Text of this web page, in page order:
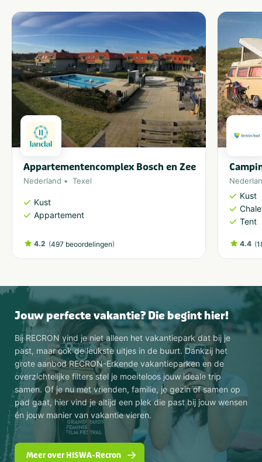
Appartementencomplex Bosch en Zee
Nederland Texel
Kust
Appartement
4.2 (497 beoordelingen)
Kust
Tent
4.4 (
Jouw perfecte vakantie? Die begint hier!
Bij RECRON vind je niet alleen het vakantiepark dat bij je
past, maar ook de leukste uitjes in de buurt. Dankzij het
grote aanbod RECRON-Erkende vakantieparken en de
overzichtelijke filters stel je moeiteloos jouw ideale trip
samen. Of je nu met vrienden, familie, je gezin of samen op
pad gaat, hier vind je altijd een plek die past bij jouw wensen
én jouw manier van vakantie vieren.
Meer over HISWA-Recron